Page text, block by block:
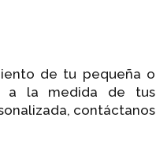
de tu pequeña o
a la medida de tus
contáctanos